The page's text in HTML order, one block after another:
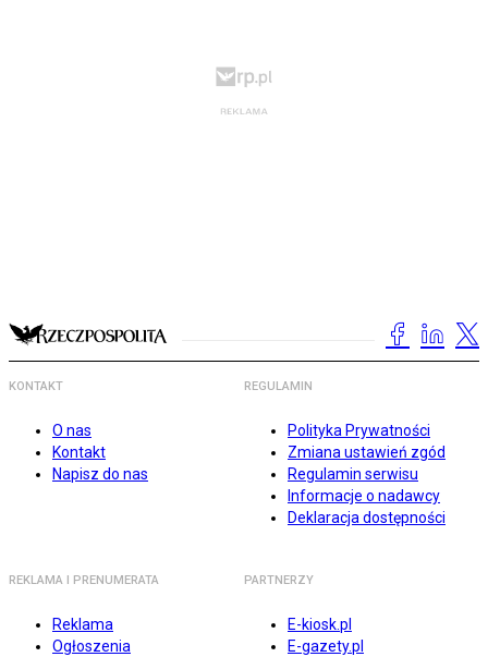
KONTAKT
O nas
Kontakt
Napisz do nas
REGULAMIN
Polityka Prywatności
Zmiana ustawień zgód
Regulamin serwisu
Informacje o nadawcy
Deklaracja dostępności
REKLAMA I PRENUMERATA
Reklama
Ogłoszenia
PARTNERZY
E-kiosk.pl
E-gazety.pl